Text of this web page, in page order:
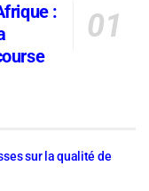
:
sur la qualité de